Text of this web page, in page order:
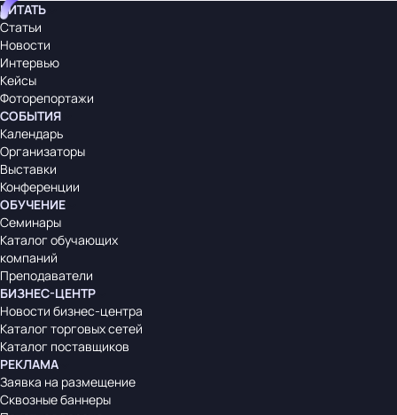
ЧИТАТЬ
Статьи
Новости
Интервью
Кейсы
Фоторепортажи
СОБЫТИЯ
Календарь
Организаторы
Выставки
Конференции
ОБУЧЕНИЕ
Семинары
Каталог обучающих
компаний
Преподаватели
БИЗНЕС-ЦЕНТР
Новости бизнес-центра
Каталог торговых сетей
Каталог поставщиков
РЕКЛАМА
Заявка на размещение
Сквозные баннеры